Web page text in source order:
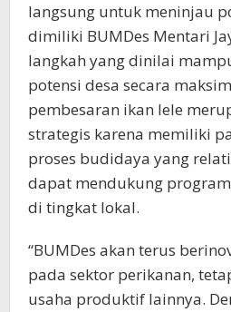
langsung untuk meninjau
dimiliki BUMDes Mentari
langkah yang dinilai
potensi desa secara
pembesaran ikan lele
strategis karena memiliki
proses budidaya yang
dapat mendukung
di tingkat lokal.
“BUMDes akan terus
pada sektor perikanan,
usaha produktif lainnya.